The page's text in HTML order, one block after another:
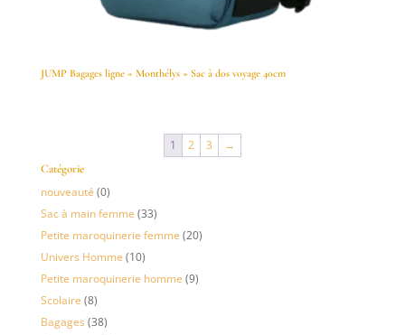
JUMP Bagages ligne « Monthélys » Sac à dos voyage 40cm
1 2 3 →
Catégorie
nouveauté (0)
Sac à main femme (33)
Petite maroquinerie femme (20)
Univers Homme (10)
Petite maroquinerie homme (9)
Scolaire (8)
Bagages (38)